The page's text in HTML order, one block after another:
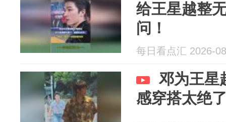
给王星越整
问！
每日看点汇 2026-
邓为王星
感穿搭太绝